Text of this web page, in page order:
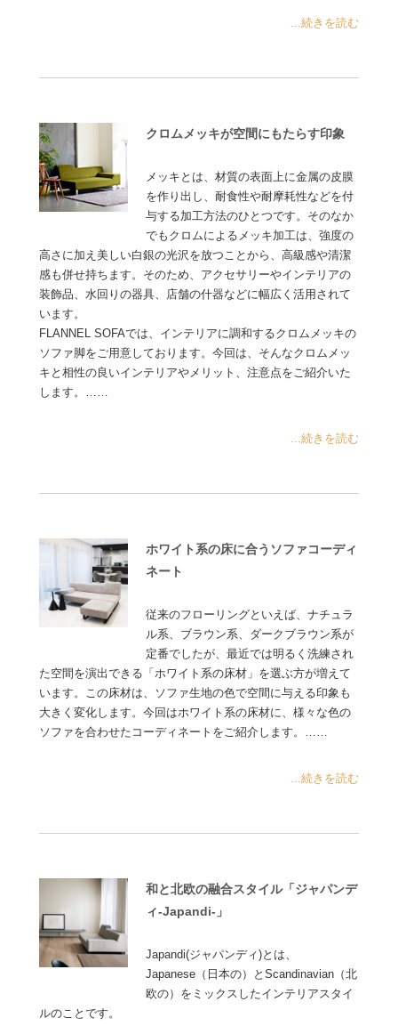
...続きを読む
クロムメッキが空間にもたらす印象
メッキとは、材質の表面上に金属の皮膜
を作り出し、耐食性や耐摩耗性などを付
与する加工方法のひとつです。そのなか
でもクロムによるメッキ加工は、強度の
高さに加え美しい白銀の光沢を放つことから、高級感や清潔
感も併せ持ちます。そのため、アクセサリーやインテリアの
装飾品、水回りの器具、店舗の什器などに幅広く活用されて
います。
FLANNEL SOFAでは、インテリアに調和するクロムメッキの
ソファ脚をご用意しております。今回は、そんなクロムメッ
キと相性の良いインテリアやメリット、注意点をご紹介いた
します。……
...続きを読む
ホワイト系の床に合うソファコーディ
ネート
従来のフローリングといえば、ナチュラ
ル系、ブラウン系、ダークブラウン系が
定番でしたが、最近では明るく洗練され
た空間を演出できる「ホワイト系の床材」を選ぶ方が増えて
います。この床材は、ソファ生地の色で空間に与える印象も
大きく変化します。今回はホワイト系の床材に、様々な色の
ソファを合わせたコーディネートをご紹介します。……
...続きを読む
和と北欧の融合スタイル「ジャパンデ
ィ-Japandi-」
Japandi(ジャパンディ)とは、
Japanese（日本の）とScandinavian（北
欧の）をミックスしたインテリアスタイ
ルのことです。